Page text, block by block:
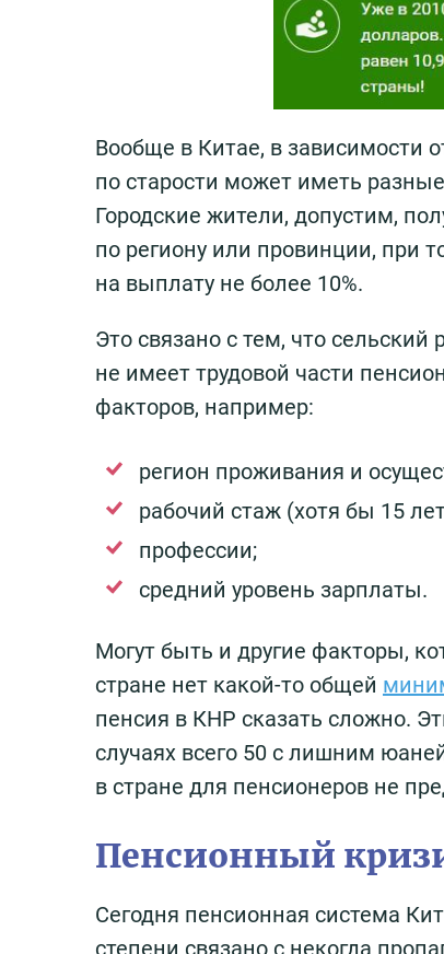
Вообще в Китае, в зависимости
по старости может иметь
Городские жители, допустим,
по региону или провинции, при
на выплату не более 10%.
Это связано с тем, что
не имеет трудовой части
факторов, например:
регион проживания и
рабочий стаж (хотя бы 15
профессии;
средний уровень зарплаты.
Могут быть и другие факторы,
стране нет какой-то общей
пенсия в КНР сказать сложно.
случаях всего 50 с лишним
в стране для пенсионеров не
Пенсионный
Сегодня пенсионная система
степени связано с некогда